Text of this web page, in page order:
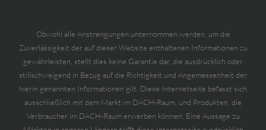
Obwohl alle Anstrengungen unternommen werden, um die
Zuverlässigkeit der auf dieser Website enthaltenen Informationen zu
gewährleisten, stellt dies keine Garantie dar, die ausdrücklich oder
stillschweigend in Bezug auf die Richtigkeit und Angemessenheit der
hierin genannten Informationen gilt. Diese Internetseite befasst sich
ausschließlich mit dem Markt im DACH-Raum, und Produkten, die
Verbraucher im DACH-Raum erwerben können. Eine Aussage zu